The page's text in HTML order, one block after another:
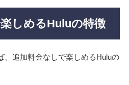
しめるHuluの特徴
、追加料金なしで楽しめるHuluの